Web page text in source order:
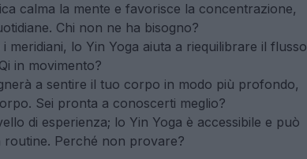
calma la mente e favorisce la concentrazione,
Chi non ne ha bisogno?
i meridiani, lo Yin Yoga aiuta a riequilibrare il flusso
in movimento?
a sentire il tuo corpo in modo più profondo,
Sei pronta a conoscerti meglio?
di esperienza; lo Yin Yoga è accessibile e può
routine. Perché non provare?